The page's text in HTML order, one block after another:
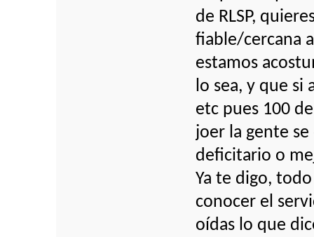
de RLSP,
fiable/cercana
estamos
lo sea, y que si
etc pues 100
joer la gente
deficitario o
Ya te digo,
conocer el
oídas lo que